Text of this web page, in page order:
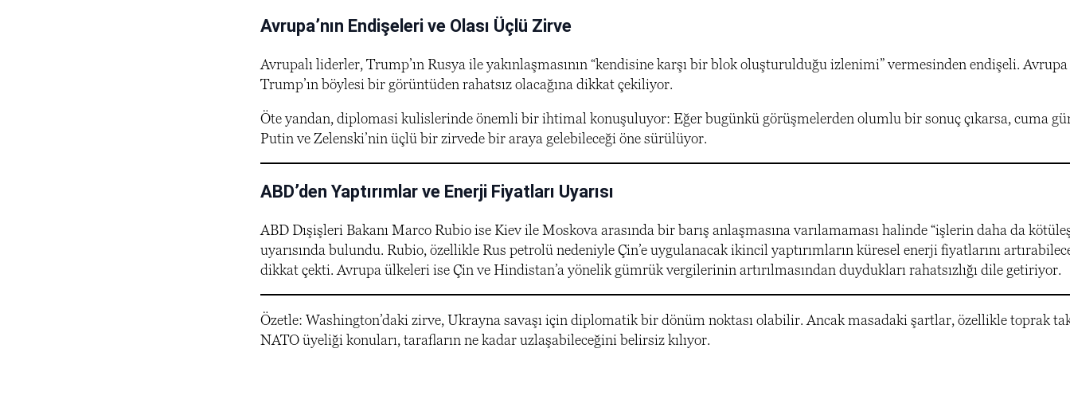
Avrupa’nın Endişeleri ve Olası Üçlü Zirve
Avrupalı liderler, Trump’ın Rusya ile yakınlaşmasının “kendisine karşı bir blok oluşturulduğu izlenimi” vermesinden endişeli. Avrupa
Trump’ın böylesi bir görüntüden rahatsız olacağına dikkat çekiliyor.
Öte yandan, diplomasi kulislerinde önemli bir ihtimal konuşuluyor: Eğer bugünkü görüşmelerden olumlu bir sonuç çıkarsa, cuma
Putin ve Zelenski’nin üçlü bir zirvede bir araya gelebileceği öne sürülüyor.
ABD’den Yaptırımlar ve Enerji Fiyatları Uyarısı
ABD Dışişleri Bakanı Marco Rubio ise Kiev ile Moskova arasında bir barış anlaşmasına varılamaması halinde “işlerin daha da
uyarısında bulundu. Rubio, özellikle Rus petrolü nedeniyle Çin’e uygulanacak ikincil yaptırımların küresel enerji fiyatlarını
dikkat çekti. Avrupa ülkeleri ise Çin ve Hindistan’a yönelik gümrük vergilerinin artırılmasından duydukları rahatsızlığı dile getiriyor.
Özetle: Washington’daki zirve, Ukrayna savaşı için diplomatik bir dönüm noktası olabilir. Ancak masadaki şartlar, özellikle toprak
NATO üyeliği konuları, tarafların ne kadar uzlaşabileceğini belirsiz kılıyor.